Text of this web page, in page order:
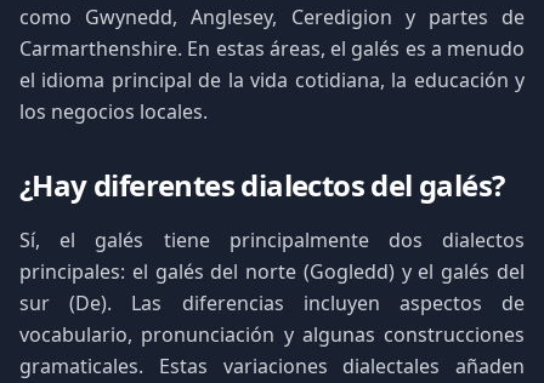
como Gwynedd, Anglesey, Ceredigion y partes de
Carmarthenshire. En estas áreas, el galés es a menudo
el idioma principal de la vida cotidiana, la educación y
los negocios locales.
¿Hay diferentes dialectos del galés?
Sí, el galés tiene principalmente dos dialectos
principales: el galés del norte (Gogledd) y el galés del
sur (De). Las diferencias incluyen aspectos de
vocabulario, pronunciación y algunas construcciones
gramaticales. Estas variaciones dialectales añaden